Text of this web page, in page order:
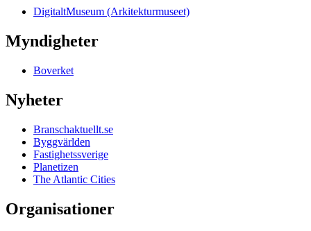
DigitaltMuseum (Arkitekturmuseet)
Myndigheter
Boverket
Nyheter
Branschaktuellt.se
Byggvärlden
Fastighetssverige
Planetizen
The Atlantic Cities
Organisationer